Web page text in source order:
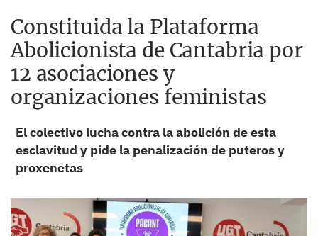
Constituida la Plataforma
Abolicionista de Cantabria por
12 asociaciones y
organizaciones feministas
El colectivo lucha contra la abolición de esta
esclavitud y pide la penalización de puteros y
proxenetas